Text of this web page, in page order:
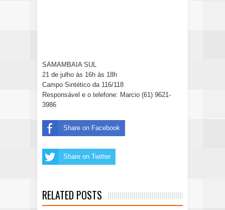
SAMAMBAIA SUL
21 de julho às 16h às 18h
Campo Sintético da 116/118
Responsável e o telefone: Marcio (61) 9621-
3986
Share on Facebook
Share on Twitter
RELATED POSTS